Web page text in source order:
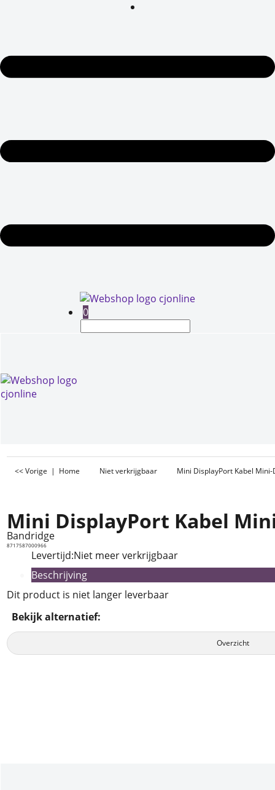
0
<< Vorige | Home Niet verkrijgbaar Mini DisplayPort Kabel
Mini DisplayPort Kabel
Bandridge
8717587000966
Levertijd:Niet meer verkrijgbaar
Beschrijving
Dit product is niet langer leverbaar
Bekijk alternatief:
Overzicht